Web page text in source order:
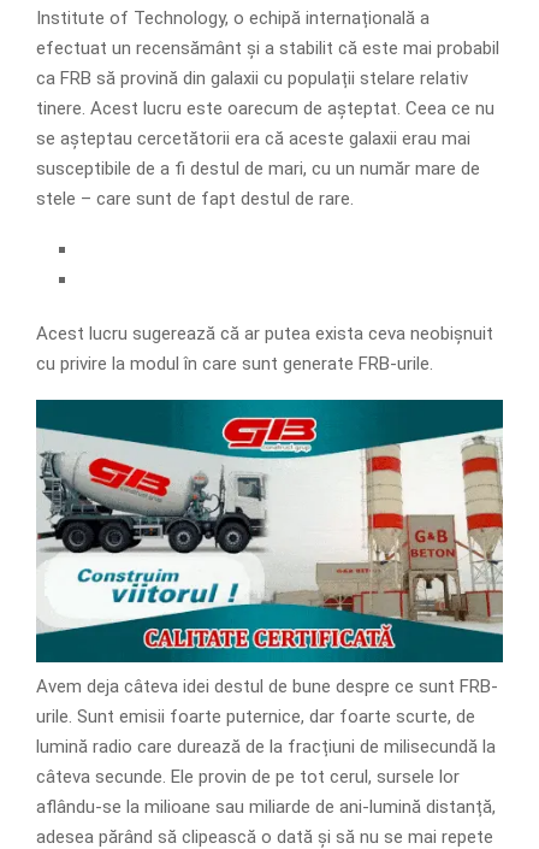
Institute of Technology, o echipă internațională a
efectuat un recensământ și a stabilit că este mai probabil
ca FRB să provină din galaxii cu populații stelare relativ
tinere. Acest lucru este oarecum de așteptat. Ceea ce nu
se așteptau cercetătorii era că aceste galaxii erau mai
susceptibile de a fi destul de mari, cu un număr mare de
stele – care sunt de fapt destul de rare.
Acest lucru sugerează că ar putea exista ceva neobișnuit
cu privire la modul în care sunt generate FRB-urile.
Avem deja câteva idei destul de bune despre ce sunt FRB-
urile. Sunt emisii foarte puternice, dar foarte scurte, de
lumină radio care durează de la fracțiuni de milisecundă la
câteva secunde. Ele provin de pe tot cerul, sursele lor
aflându-se la milioane sau miliarde de ani-lumină distanță,
adesea părând să clipească o dată și să nu se mai repete